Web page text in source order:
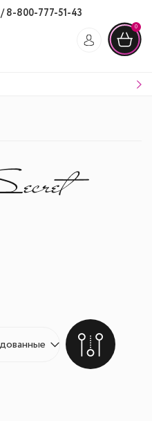
/8-800-777-51-43
0